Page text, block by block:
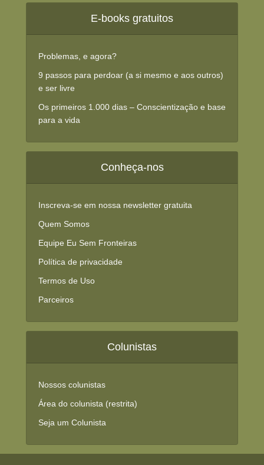
E-books gratuitos
Problemas, e agora?
9 passos para perdoar (a si mesmo e aos outros)
e ser livre
Os primeiros 1.000 dias – Conscientização e base
para a vida
Conheça-nos
Inscreva-se em nossa newsletter gratuita
Quem Somos
Equipe Eu Sem Fronteiras
Política de privacidade
Termos de Uso
Parceiros
Colunistas
Nossos colunistas
Área do colunista (restrita)
Seja um Colunista